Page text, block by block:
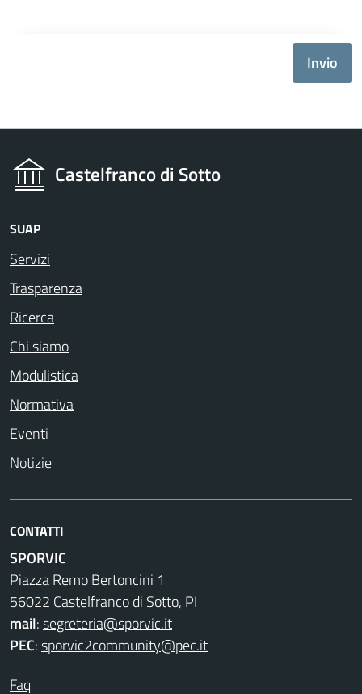
Invio
Castelfranco di Sotto
SUAP
Servizi
Trasparenza
Ricerca
Chi siamo
Modulistica
Normativa
Eventi
Notizie
CONTATTI
SPORVIC
Piazza Remo Bertoncini 1
56022 Castelfranco di Sotto, PI
mail:segreteria@sporvic.it
PEC:sporvic2community@pec.it
Faq